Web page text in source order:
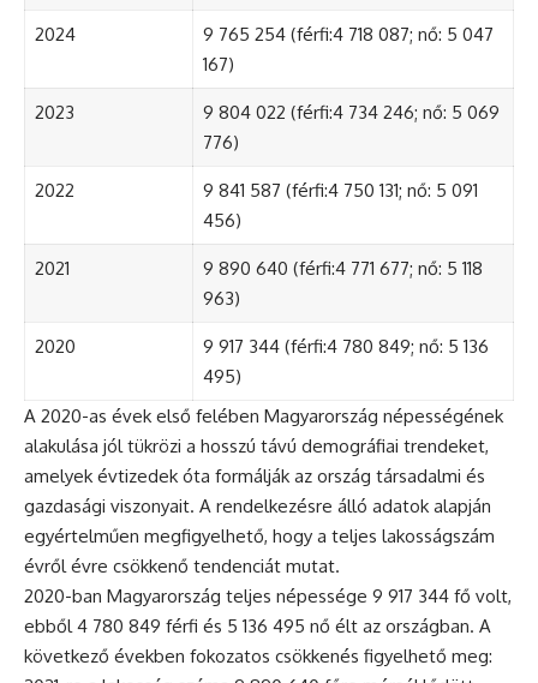
2024
9 765 254 (férfi:4 718 087; nő: 5 047
167)
2023
9 804 022 (férfi:4 734 246; nő: 5 069
776)
2022
9 841 587 (férfi:4 750 131; nő: 5 091
456)
2021
9 890 640 (férfi:4 771 677; nő: 5 118
963)
2020
9 917 344 (férfi:4 780 849; nő: 5 136
495)
A 2020-as évek első felében Magyarország népességének
alakulása jól tükrözi a hosszú távú demográfiai trendeket,
amelyek évtizedek óta formálják az ország társadalmi és
gazdasági viszonyait. A rendelkezésre álló adatok alapján
egyértelműen megfigyelhető, hogy a teljes lakosságszám
évről évre csökkenő tendenciát mutat.
2020-ban Magyarország teljes népessége 9 917 344 fő volt,
ebből 4 780 849 férfi és 5 136 495 nő élt az országban. A
következő években fokozatos csökkenés figyelhető meg: